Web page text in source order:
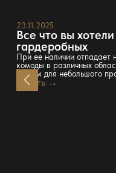
23.11.2025
Все что вы
гардеробных
При ее наличии
комоды в различных
грузом для небольшого
Читать →